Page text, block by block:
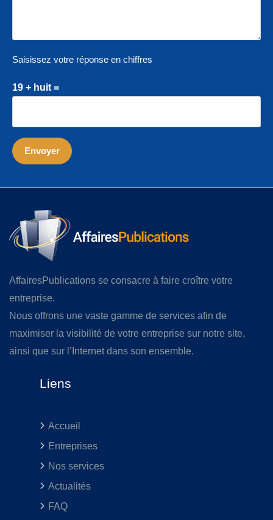
Saisissez votre réponse en chiffres
19 + huit =
AffairesPublications se consacre à faire croître votre
entreprise.
Nous offrons une vaste gamme de services afin de
maximiser la visibilité de votre entreprise sur notre site,
ainsi que sur l’Internet dans son ensemble.
Liens
Accueil
Entreprises
Nos services
Actualités
FAQ